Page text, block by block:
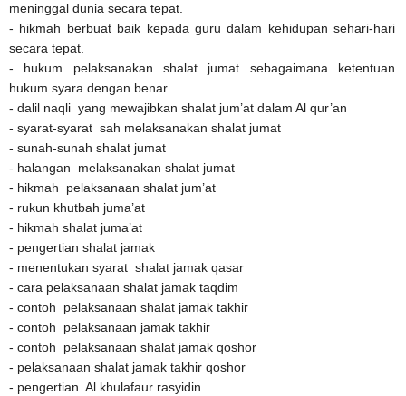
meninggal dunia secara tepat.
- hikmah berbuat baik kepada guru dalam kehidupan sehari-hari
secara tepat.
- hukum pelaksanakan shalat jumat sebagaimana ketentuan
hukum syara dengan benar.
- dalil naqli yang mewajibkan shalat jum’at dalam Al qur’an
- syarat-syarat sah melaksanakan shalat jumat
- sunah-sunah shalat jumat
- halangan melaksanakan shalat jumat
- hikmah pelaksanaan shalat jum’at
- rukun khutbah juma’at
- hikmah shalat juma’at
- pengertian shalat jamak
- menentukan syarat shalat jamak qasar
- cara pelaksanaan shalat jamak taqdim
- contoh pelaksanaan shalat jamak takhir
- contoh pelaksanaan jamak takhir
- contoh pelaksanaan shalat jamak qoshor
- pelaksanaan shalat jamak takhir qoshor
- pengertian Al khulafaur rasyidin